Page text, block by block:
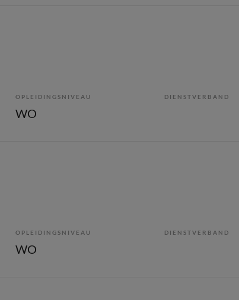
OPLEIDINGSNIVEAU
WO
DIENSTVERBAND
OPLEIDINGSNIVEAU
WO
DIENSTVERBAND